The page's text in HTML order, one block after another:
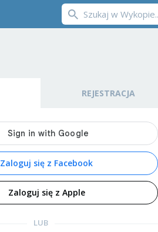
REJESTRACJA
Zaloguj się z Facebook
Zaloguj się z Apple
LUB